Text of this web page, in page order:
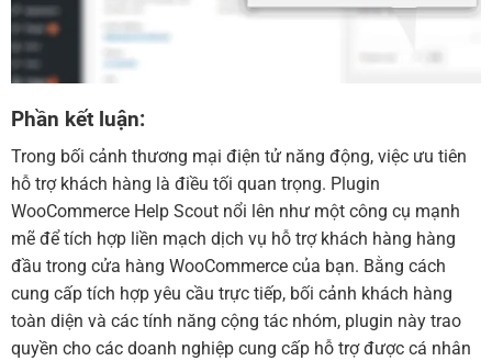
Phần kết luận:
Trong bối cảnh thương mại điện tử năng động, việc ưu tiên
hỗ trợ khách hàng là điều tối quan trọng. Plugin
WooCommerce Help Scout nổi lên như một công cụ mạnh
mẽ để tích hợp liền mạch dịch vụ hỗ trợ khách hàng hàng
đầu trong cửa hàng WooCommerce của bạn. Bằng cách
cung cấp tích hợp yêu cầu trực tiếp, bối cảnh khách hàng
toàn diện và các tính năng cộng tác nhóm, plugin này trao
quyền cho các doanh nghiệp cung cấp hỗ trợ được cá nhân